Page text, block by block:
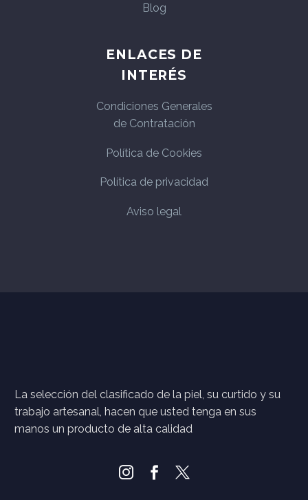
Blog
ENLACES DE
INTERÉS
Condiciones Generales
de Contratación
Política de Cookies
Política de privacidad
Aviso legal
La selección del clasificado de la piel, su curtido y su
trabajo artesanal, hacen que usted tenga en sus
manos un producto de alta calidad